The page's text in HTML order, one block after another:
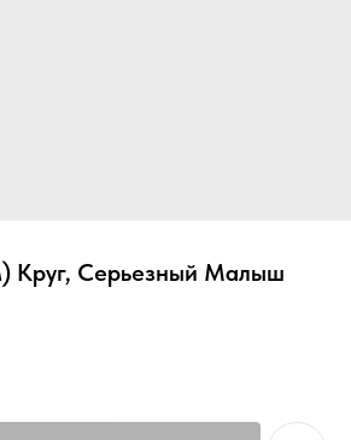
Круг, Серьезный Малыш